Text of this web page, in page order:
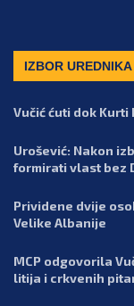
IZBOR UREDNIKA
Vučić ćuti dok
Urošević: Nakon
formirati vlast bez
Prividene dvije
Velike Albanije
MCP odgovorila
litija i crkvenih